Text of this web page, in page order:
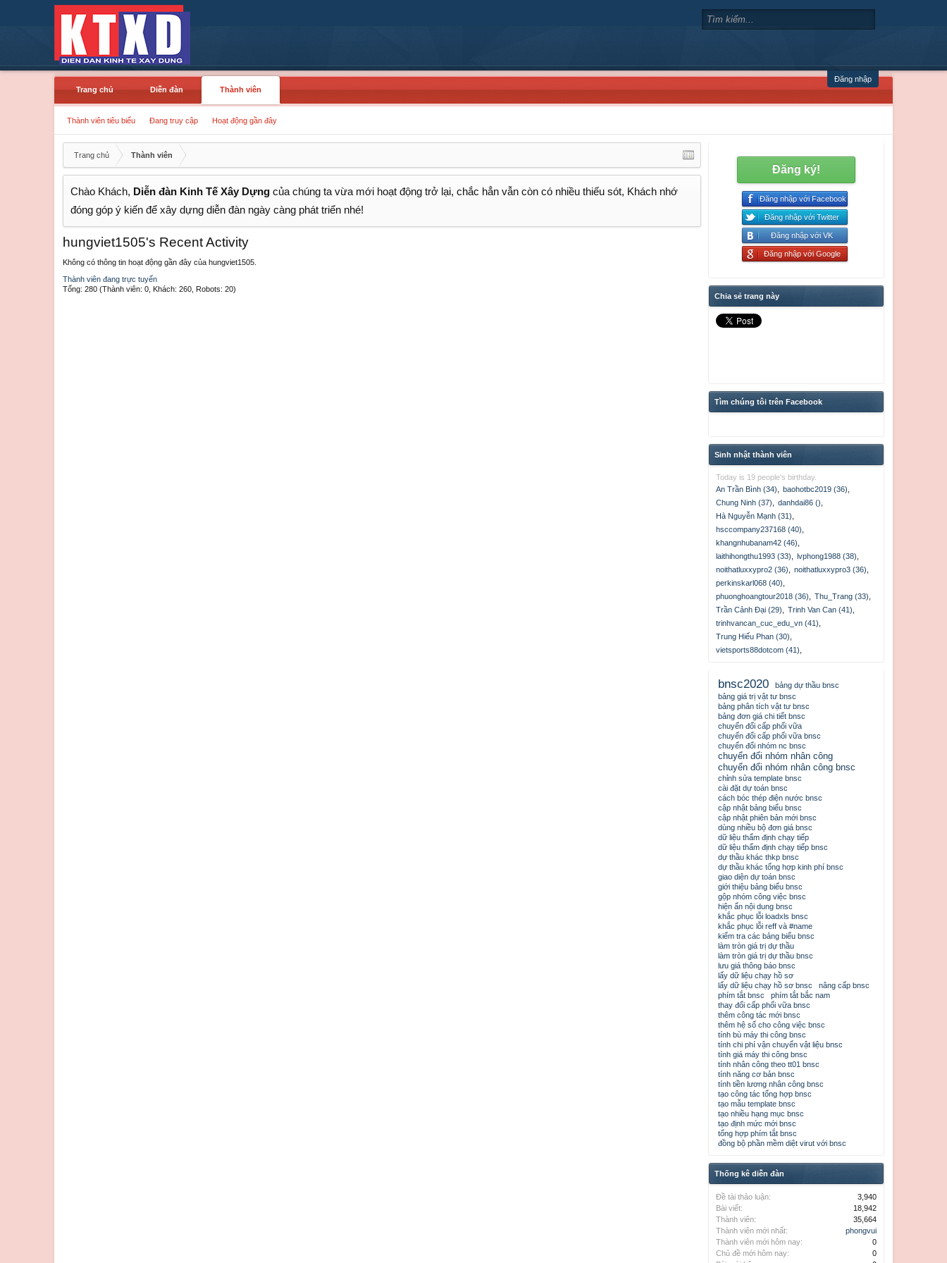
Đăng nhập
Trang chủ
Diễn đàn Thành viên
Thành viên tiêu biểu Đang truy cập Hoạt động gần đây
Trang chủ Thành viên
Chào Khách, Diễn đàn Kinh Tế Xây Dựng của chúng ta vừa mới hoạt động trở lại, chắc hẳn vẫn còn có nhiều thiếu sót, Khách nhớ
đóng góp ý kiến để xây dựng diễn đàn ngày càng phát triển nhé!
hungviet1505's Recent Activity
Không có thông tin hoạt động gần đây của hungviet1505.
Thành viên đang trực tuyến
Tổng: 280 (Thành viên: 0, Khách: 260, Robots: 20)
Đăng ký!
Đăng nhập với Facebook
Đăng nhập với Twitter
Đăng nhập với VK
Đăng nhập với Google
Chia sẻ trang này
Tìm chúng tôi trên Facebook
Sinh nhật thành viên
Today is 19 people's birthday.
An Trần Bình (34)
baohotbc2019 (36)
Chung Ninh (37)
danhdai86 ()
Hà Nguyễn Mạnh (31)
hsccompany237168 (40)
khangnhubanam42 (46)
laithihongthu1993 (33)
lvphong1988 (38)
noithatluxxypro2 (36)
noithatluxxypro3 (36)
perkinskarl068 (40)
phuonghoangtour2018 (36)
Thu_Trang (33)
Trần Cảnh Đại (29)
Trinh Van Can (41)
trinhvancan_cuc_edu_vn (41)
Trung Hiếu Phan (30)
vietsports88dotcom (41)
bnsc2020
bảng dự thầu bnsc
bảng giá trị vật tư bnsc
bảng phân tích vật tư bnsc
bảng đơn giá chi tiết bnsc
chuyển đổi cấp phối vữa
chuyển đổi cấp phối vữa bnsc
chuyển đổi nhóm nc bnsc
chuyển đổi nhóm nhân công
chuyển đổi nhóm nhân công bnsc
chỉnh sửa template bnsc
cài đặt dự toán bnsc
cách bóc thép điện nước bnsc
cập nhật bảng biểu bnsc
cập nhật phiên bản mới bnsc
dùng nhiều bộ đơn giá bnsc
dữ liệu thẩm định chạy tiếp
dữ liệu thẩm định chạy tiếp bnsc
dự thầu khác thkp bnsc
dự thầu khác tổng hợp kinh phí bnsc
giao diện dự toán bnsc
giới thiệu bảng biểu bnsc
gộp nhóm công việc bnsc
hiện ẩn nội dung bnsc
khắc phục lỗi loadxls bnsc
khắc phục lỗi reff và #name
kiểm tra các bảng biểu bnsc
làm tròn giá trị dự thầu
làm tròn giá trị dự thầu bnsc
lưu giá thông báo bnsc
lấy dữ liệu chạy hồ sơ
lấy dữ liệu chạy hồ sơ bnsc
nâng cấp bnsc
phím tắt bnsc
phím tắt bắc nam
thay đổi cấp phối vữa bnsc
thêm công tác mới bnsc
thêm hệ số cho công việc bnsc
tính bù máy thi công bnsc
tính chi phí vận chuyển vật liệu bnsc
tính giá máy thi công bnsc
tính nhân công theo tt01 bnsc
tính năng cơ bản bnsc
tính tiền lương nhân công bnsc
tạo công tác tổng hợp bnsc
tạo mẫu template bnsc
tạo nhiều hạng mục bnsc
tạo định mức mới bnsc
tổng hợp phím tắt bnsc
đồng bộ phần mềm diệt virut với bnsc
Thống kê diễn đàn
Đề tài thảo luận:
3,940
Bài viết:
18,942
Thành viên:
35,664
Thành viên mới nhất:
phongvui
Thành viên mới hôm nay:
0
Chủ đề mới hôm nay:
0